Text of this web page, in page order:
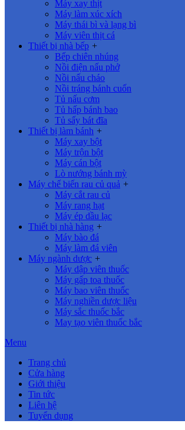
Máy xay thịt
Máy làm xúc xích
Máy thái bì và lạng bì
Máy viên thịt cá
Thiết bị nhà bếp +
Bếp chiên nhúng
Nồi điện nấu phở
Nồi nấu cháo
Nồi tráng bánh cuốn
Tủ nấu cơm
Tủ hấp bánh bao
Tủ sấy bát đĩa
Thiết bị làm bánh +
Máy xay bột
Máy trộn bột
Máy cán bột
Lò nướng bánh mỳ
Máy chế biến rau củ quả +
Máy cắt rau củ
Máy rang hạt
Máy ép dầu lạc
Thiết bị nhà hàng +
Máy bào đá
Máy làm đá viên
Máy ngành dược +
Máy dập viên thuốc
Máy gấp toa thuốc
Máy bao viên thuốc
Máy nghiền dược liệu
Máy sắc thuốc bắc
May tạo viên thuốc bắc
Menu
Trang chủ
Cửa hàng
Giới thiệu
Tin tức
Liên hệ
Tuyển dụng